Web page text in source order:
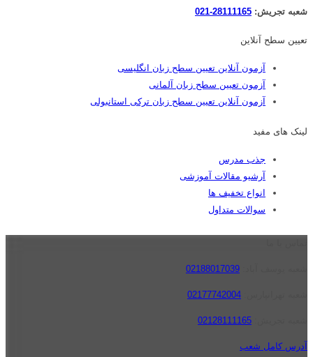
شعبه تجریش: 28111165-021
تعیین سطح آنلاین
آزمون آنلاین تعیین سطح زبان انگلیسی
آزمون تعیین سطح زبان آلمانی
آزمون آنلاین تعیین سطح زبان ترکی استانبولی
لینک های مفید
جذب مدرس
آرشیو مقالات آموزشی
انواع تخفیف ها
سوالات متداول
02188017039
02177742004
02128111165
آدرس کامل شعب